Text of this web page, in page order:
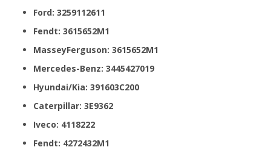
Ford: 3259112611
Fendt: 3615652M1
MasseyFerguson: 3615652M1
Mercedes-Benz: 3445427019
Hyundai/Kia: 391603C200
Caterpillar: 3E9362
Iveco: 4118222
Fendt: 4272432M1